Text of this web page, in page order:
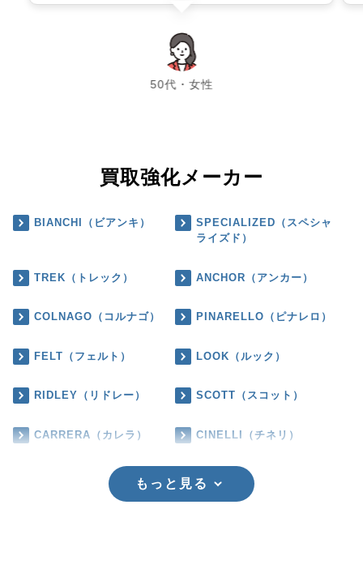
50代・女性
chevron_left chevron_right
買取強化メーカー
BIANCHI（ビアンキ）
SPECIALIZED（スペシャ
ライズド）
TREK（トレック） ANCHOR（アンカー）
COLNAGO（コルナゴ） PINARELLO（ピナレロ）
FELT（フェルト） LOOK（ルック）
RIDLEY（リドレー） SCOTT（スコット）
CARRERA（カレラ） CINELLI（チネリ）
もっと見る